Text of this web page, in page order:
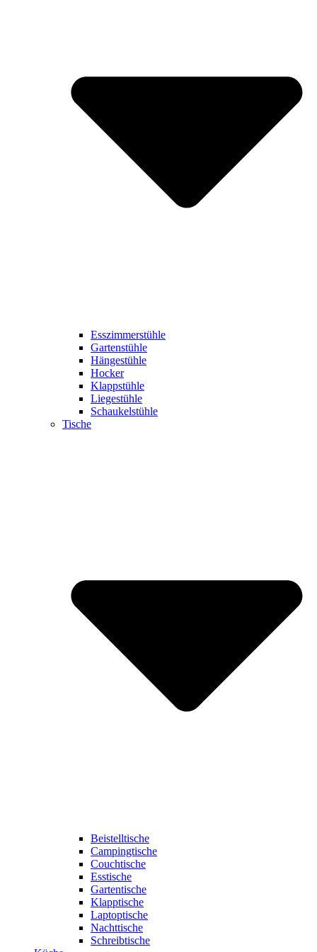
Esszimmerstühle
Gartenstühle
Hängestühle
Hocker
Klappstühle
Liegestühle
Schaukelstühle
Tische
Beistelltische
Campingtische
Couchtische
Esstische
Gartentische
Klapptische
Laptoptische
Nachttische
Schreibtische